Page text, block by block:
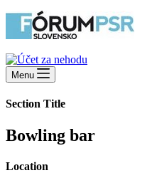
Menu
Section Title
Bowling bar
Location